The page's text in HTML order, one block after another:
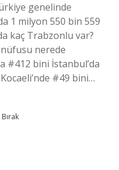
genelinde
1 milyon 550 bin 559
kaç Trabzonlu var?
nerede
#412 bini İstanbul’da
#49 bini…